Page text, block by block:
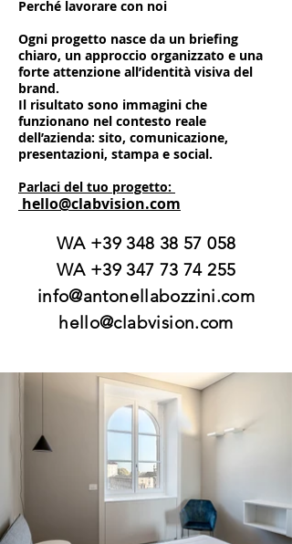
Perché lavorare con noi
Ogni progetto nasce da un briefing
chiaro, un approccio organizzato e una
forte attenzione all’identità visiva del
brand.
Il risultato sono immagini che
funzionano nel contesto reale
dell’azienda: sito, comunicazione,
presentazioni, stampa e social.
Parlaci del tuo progetto:
hello@clabvision.com
WA +39 348 38 57 058
WA +39 347 73 74 255
info@antonellabozzini.com
hello@clabvision.com